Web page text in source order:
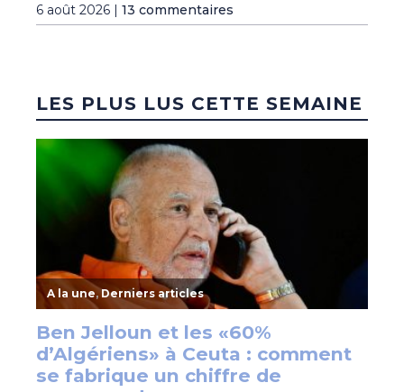
6 août 2026 | 13 commentaires
LES PLUS LUS CETTE SEMAINE